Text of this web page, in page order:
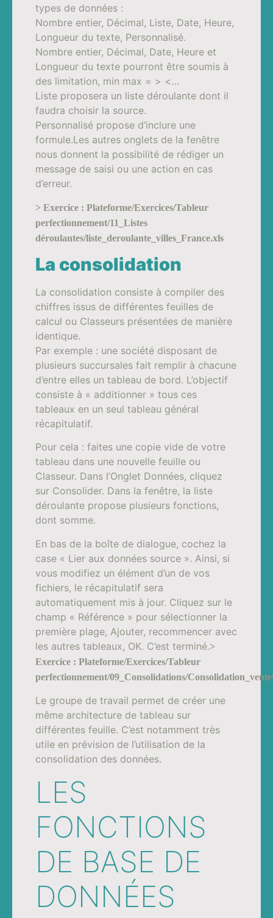
types de données :
Nombre entier, Décimal, Liste, Date, Heure,
Longueur du texte, Personnalisé.
Nombre entier, Décimal, Date, Heure et
Longueur du texte pourront être soumis à
des limitation, min max = > <…
Liste proposera un liste déroulante dont il
faudra choisir la source.
Personnalisé propose d’inclure une
formule.Les autres onglets de la fenêtre
nous donnent la possibilité de rédiger un
message de saisi ou une action en cas
d’erreur.
> Exercice : Plateforme/Exercices/Tableur
perfectionnement/11_Listes
déroulantes/liste_deroulante_villes_France.xls
La consolidation
La consolidation consiste à compiler des
chiffres issus de différentes feuilles de
calcul ou Classeurs présentées de manière
identique.
Par exemple : une société disposant de
plusieurs succursales fait remplir à chacune
d’entre elles un tableau de bord. L’objectif
consiste à « additionner » tous ces
tableaux en un seul tableau général
récapitulatif.
Pour cela : faites une copie vide de votre
tableau dans une nouvelle feuille ou
Classeur. Dans l’Onglet Données, cliquez
sur Consolider. Dans la fenêtre, la liste
déroulante propose plusieurs fonctions,
dont somme.
En bas de la boîte de dialogue, cochez la
case « Lier aux données source ». Ainsi, si
vous modifiez un élément d’un de vos
fichiers, le récapitulatif sera
automatiquement mis à jour. Cliquez sur le
champ « Référence » pour sélectionner la
première plage, Ajouter, recommencer avec
les autres tableaux, OK. C’est terminé.>
Exercice : Plateforme/Exercices/Tableur
perfectionnement/09_Consolidations/
Le groupe de travail permet de créer une
même architecture de tableau sur
différentes feuille. C’est notamment très
utile en prévision de l’utilisation de la
consolidation des données.
LES
FONCTIONS
DE BASE DE
DONNÉES